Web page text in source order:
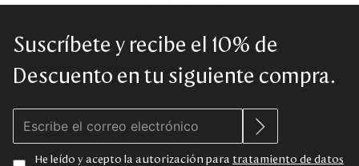
Suscríbete y recibe el 10% de
Descuento en tu siguiente compra.
He leído y acepto la autorización para tratamiento de datos